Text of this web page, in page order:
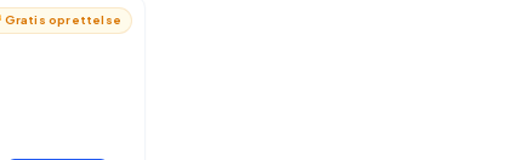
Gratis oprettelse